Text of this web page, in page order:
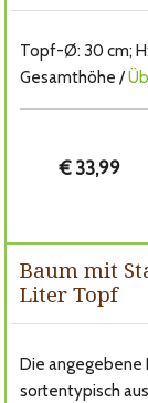
Topf-Ø: 30 cm;
Gesamthöhe /
€ 33,99
Baum mit
Liter Topf
Die
sortentypisch